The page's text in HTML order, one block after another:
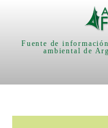
Fuente de
ambiental de